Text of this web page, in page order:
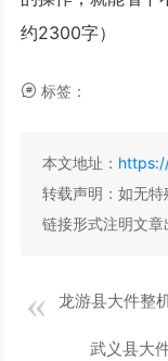
约2300字）
标签：
本文地址：
转载声明：如无特
链接形式注明文章
龙游县大件整
武义县大